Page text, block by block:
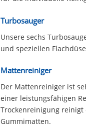
Turbosauger
Unsere sechs
und speziellen
Mattenreiniger
Der Mattenreiniger ist
einer leistungsfähigen
Trockenreinigung
Gummimatten.